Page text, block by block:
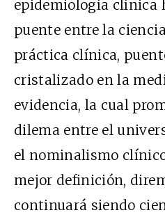
epidemiología clínica
puente entre la
práctica clínica,
cristalizado en la
evidencia, la cual
dilema entre el
el nominalismo
mejor definición,
continuará siendo